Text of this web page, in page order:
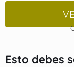
Esto debes